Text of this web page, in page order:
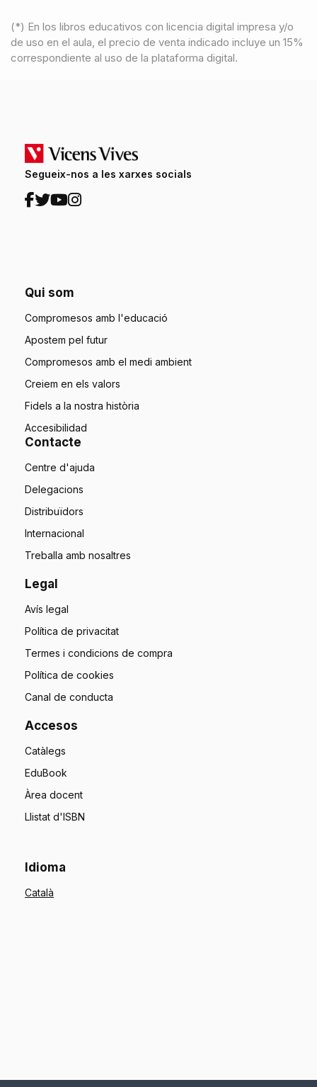
(*) En los libros educativos con licencia digital impresa y/o
de uso en el aula, el precio de venta indicado incluye un 15%
correspondiente al uso de la plataforma digital.
Segueix-nos a les xarxes socials
Qui som
Compromesos amb l'educació
Apostem pel futur
Compromesos amb el medi ambient
Creiem en els valors
Fidels a la nostra història
Accesibilidad
Contacte
Centre d'ajuda
Delegacions
Distribuïdors
Internacional
Treballa amb nosaltres
Legal
Avís legal
Política de privacitat
Termes i condicions de compra
Política de cookies
Canal de conducta
Accesos
Catàlegs
EduBook
Àrea docent
Llistat d'ISBN
Idioma